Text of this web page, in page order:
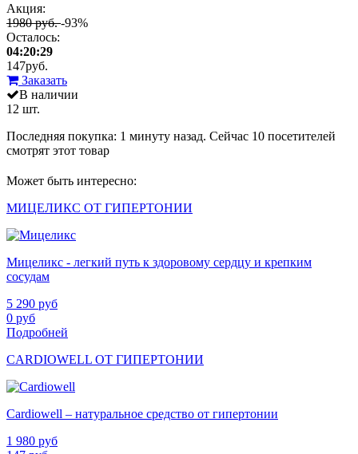
Акция:
1980 руб.-93%
Осталось:
04:20:29
147руб.
Заказать
В наличии
12 шт.
Последняя покупка: 1 минуту назад. Сейчас 10 посетителей
смотрят этот товар
Может быть интересно:
МИЦЕЛИКС ОТ ГИПЕРТОНИИ
Мицеликс - легкий путь к здоровому сердцу и крепким
сосудам
5 290 руб
0 руб
Подробней
CARDIOWELL ОТ ГИПЕРТОНИИ
Cardiowell – натуральное средство от гипертонии
1 980 руб